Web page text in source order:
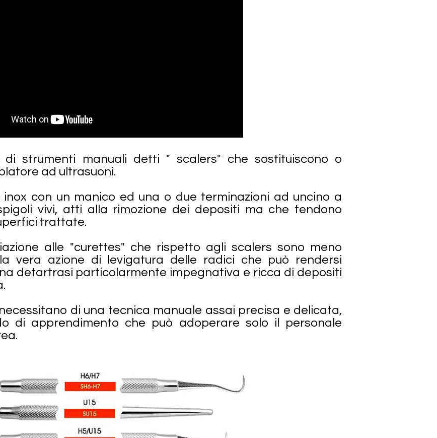
di strumenti manuali detti " scalers" che sostituiscono o
ad ultrasuoni.
con un manico ed una o due terminazioni ad uncino a
vivi, atti alla rimozione dei depositi ma che tendono
trattate.
alle "curettes" che rispetto agli scalers sono meno
vera azione di levigatura delle radici che può rendersi
detartrasi particolarmente impegnativa e ricca di depositi
di una tecnica manuale assai precisa e delicata,
di apprendimento che può adoperare solo il personale